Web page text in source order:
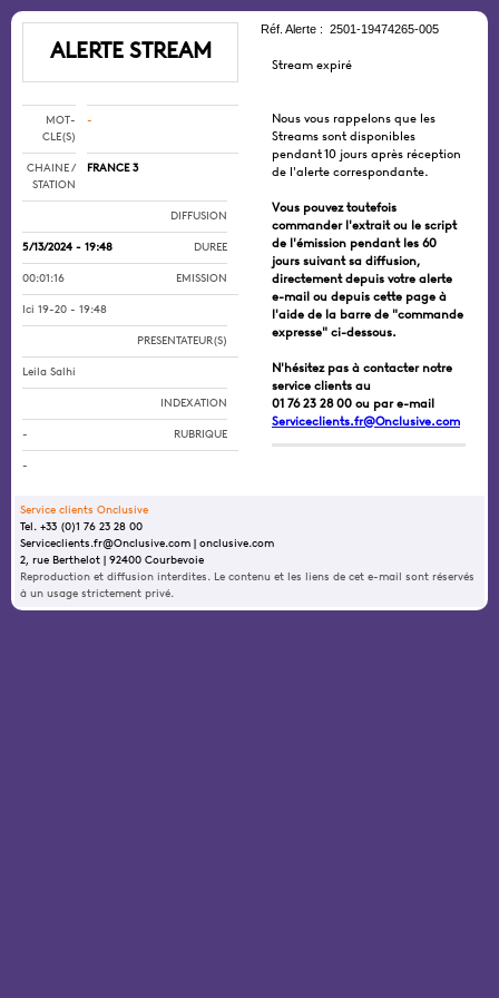
ALERTE STREAM
MOT-
CLE(S)
-
CHAINE /
STATION
FRANCE 3
DIFFUSION
5/13/2024 - 19:48 DUREE
00:01:16 EMISSION
Ici 19-20 - 19:48
PRESENTATEUR(S)
Leila Salhi
INDEXATION
- RUBRIQUE
-
Réf. Alerte : 2501-19474265-005
Stream expiré
Nous vous rappelons que les
Streams sont disponibles
pendant 10 jours après réception
de l'alerte correspondante.
Vous pouvez toutefois
commander l'extrait ou le script
de l'émission pendant les 60
jours suivant sa diffusion,
directement depuis votre alerte
e-mail ou depuis cette page à
l'aide de la barre de "commande
expresse" ci-dessous.
N'hésitez pas à contacter notre
service clients au
01 76 23 28 00 ou par e-mail
Serviceclients.fr@Onclusive.com
Service clients Onclusive
Tel. +33 (0)1 76 23 28 00
Serviceclients.fr@Onclusive.com | onclusive.com
2, rue Berthelot | 92400 Courbevoie
Reproduction et diffusion interdites. Le contenu et les liens de cet e-mail sont réservés
à un usage strictement privé.